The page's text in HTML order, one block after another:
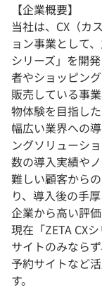
【企業概要】
当社は、CX（カ
ョン事業として
シリーズ」を開
者やショッピン
販売している事
物体験を目指し
幅広い業界への
ングソリューシ
数の導入実績や
難しい顧客から
り、導入後の手
企業から高い評
現在「ZETA CX
サイトのみなら
予約サイトなど
す。